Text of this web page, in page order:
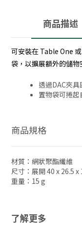
商品描述
可安裝在 Table One
袋，以擴展額外的儲物
透過DAC夾
置物袋可捲起
商品規格
材質：網狀聚酯纖維
尺寸：展開 40 x 26.5 x
重量：15 g
了解更多